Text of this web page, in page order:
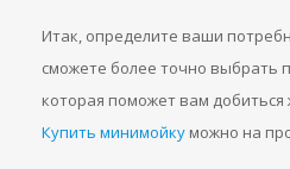
Итак, определите ваши
сможете более точно выбрать
которая поможет вам
Купить минимойку можно на